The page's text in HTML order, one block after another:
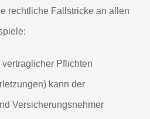
rechtliche Fallstricke an allen
Pflichten
kann der
Versicherungsnehmer